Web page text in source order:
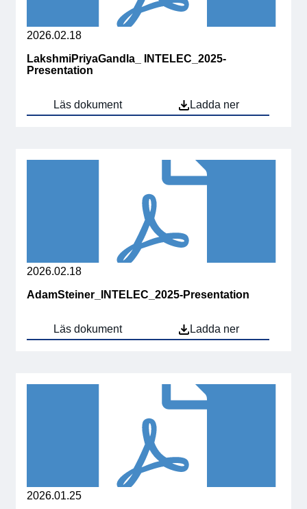
Stora Elektronikdagen
Om oss
Om Svensk Elektronik
Medlemskap
Svensk Elektronik i media
2026.02.18
LakshmiPriyaGandla_ INTELEC_2025-
Presentation
Läs dokument Ladda ner
2026.02.18
AdamSteiner_INTELEC_2025-Presentation
Läs dokument Ladda ner
2026.01.25